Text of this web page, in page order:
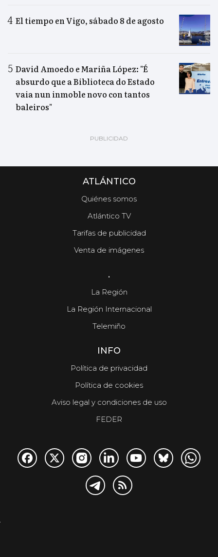
El tiempo en Vigo, sábado 8 de agosto
David Amoedo e Mariña López: "É
absurdo que a Biblioteca do Estado
vaia nun inmoble novo con tantos
baleiros"
ATLÁNTICO
Quiénes somos
Atlántico TV
Tarifas de publicidad
Venta de imágenes
.
La Región
La Región Internacional
Telemiño
INFO
Política de privacidad
Política de cookies
Aviso legal y condiciones de uso
FEDER